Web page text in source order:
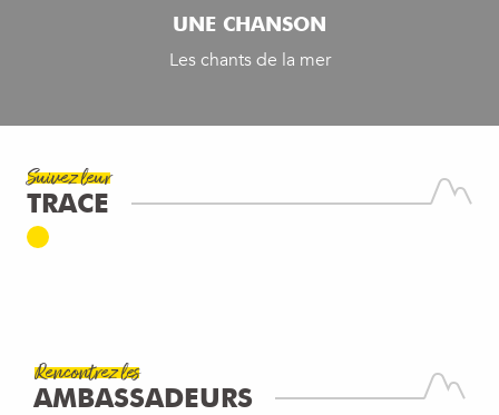
UNE CHANSON
Les chants de la mer
Suivez leur
TRACE
Rencontrez les
AMBASSADEURSJEAN-PIERRE TANOUS